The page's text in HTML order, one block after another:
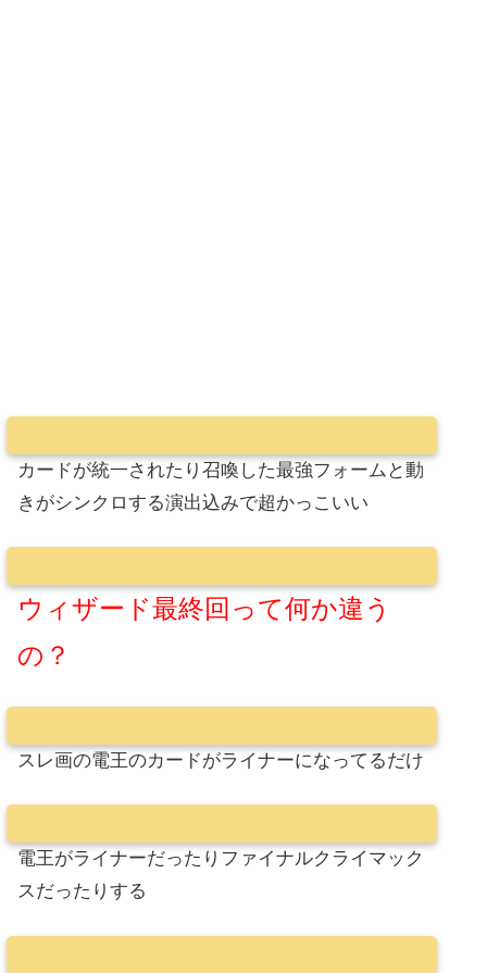
カードが統一されたり召喚した最強フォームと動
きがシンクロする演出込みで超かっこいい
ウィザード最終回って何か違う
の？
スレ画の電王のカードがライナーになってるだけ
電王がライナーだったりファイナルクライマック
スだったりする